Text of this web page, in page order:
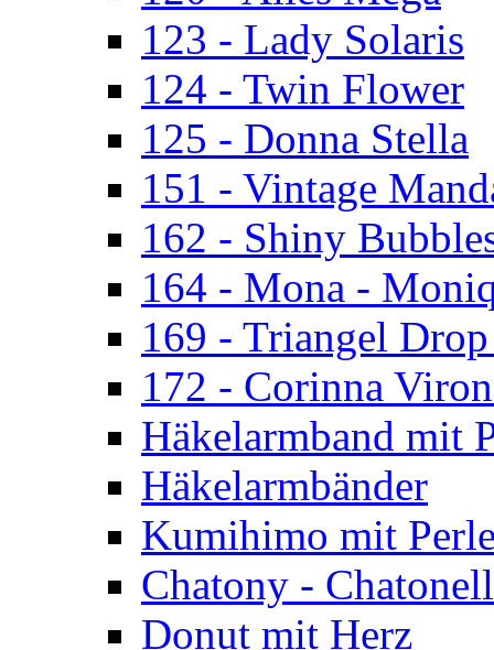
123 - Lady Solaris
124 - Twin Flower
125 - Donna Stella
151 - Vintage
162 - Shiny
164 - Mona -
169 - Triangel Drop
172 - Corinna
Häkelarmband mit
Häkelarmbänder
Kumihimo mit
Chatony -
Donut mit Herz